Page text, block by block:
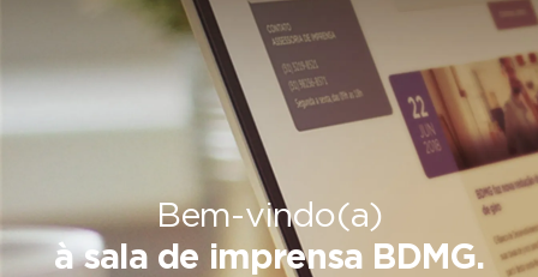
Bem-vindo(a)
à sala de imprensa BDMG.